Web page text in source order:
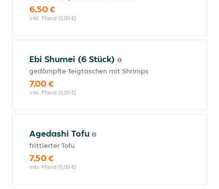
6,50 €
inkl. Pfand (0,00 €)
Ebi Shumei (6 Stück)
gedämpfte Teigtaschen mit Shrimps
7,00 €
inkl. Pfand (0,00 €)
Agedashi Tofu
frittierter Tofu
7,50 €
inkl. Pfand (0,00 €)